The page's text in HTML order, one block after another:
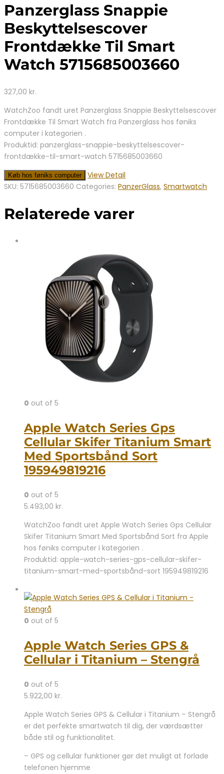
Panzerglass Snappie
Beskyttelsescover
Frontdække Til Smart
Watch 5715685003660
327,00 kr.
WatchZoo fandt uret Panzerglass Snappie Beskyttelsescover
Frontdække Til Smart Watch fra Panzerglass hos føniks
computer i kategorien .
Produktid: panzerglass-snappie-beskyttelsescover-
frontdække-til-smart-watch 5715685003660
Køb hos føniks computer
View Detail
SKU: 5715685003660 Categories: PanzerGlass, Smartwatch
Relaterede varer
0 out of 5
Apple Watch Series Gps
Cellular Skifer Titanium Smart
Med Sportsbånd Sort
195949819216
0 out of 5
5.493,00 kr.
WatchZoo fandt uret Apple Watch Series Gps Cellular
Skifer Titanium Smart Med Sportsbånd Sort fra Apple
hos føniks computer i kategorien .
Produktid: apple-watch-series-gps-cellular-skifer-
titanium-smart-med-sportsbånd-sort 195949819216
0 out of 5
Apple Watch Series GPS &
Cellular i Titanium – Stengrå
0 out of 5
5.922,00 kr.
Apple Watch Series GPS & Cellular i Titanium – Stengrå
er det perfekte smartwatch til dig, der værdsætter
både stil og funktionalitet.
– GPS og cellular funktioner gør det muligt at forlade
telefonen hjemme